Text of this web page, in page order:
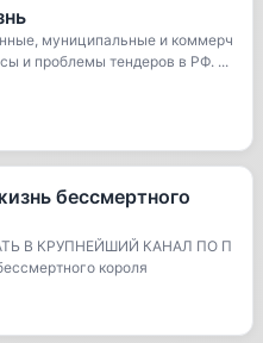
муниципальные и коммерч
и проблемы тендеров в РФ. ...
бессмертного
В КРУПНЕЙШИЙ КАНАЛ ПО П
короля